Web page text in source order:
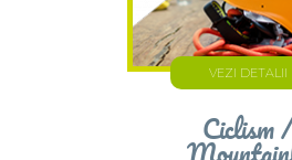
VEZI DETALII
Ciclism /